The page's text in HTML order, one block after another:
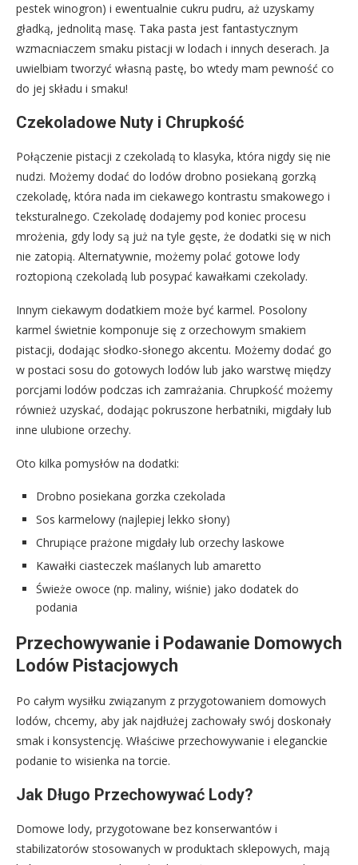
pestek winogron) i ewentualnie cukru pudru, aż uzyskamy
gładką, jednolitą masę. Taka pasta jest fantastycznym
wzmacniaczem smaku pistacji w lodach i innych deserach. Ja
uwielbiam tworzyć własną pastę, bo wtedy mam pewność co
do jej składu i smaku!
Czekoladowe Nuty i Chrupkość
Połączenie pistacji z czekoladą to klasyka, która nigdy się nie
nudzi. Możemy dodać do lodów drobno posiekaną gorzką
czekoladę, która nada im ciekawego kontrastu smakowego i
teksturalnego. Czekoladę dodajemy pod koniec procesu
mrożenia, gdy lody są już na tyle gęste, że dodatki się w nich
nie zatopią. Alternatywnie, możemy polać gotowe lody
roztopioną czekoladą lub posypać kawałkami czekolady.
Innym ciekawym dodatkiem może być karmel. Posolony
karmel świetnie komponuje się z orzechowym smakiem
pistacji, dodając słodko-słonego akcentu. Możemy dodać go
w postaci sosu do gotowych lodów lub jako warstwę między
porcjami lodów podczas ich zamrażania. Chrupkość możemy
również uzyskać, dodając pokruszone herbatniki, migdały lub
inne ulubione orzechy.
Oto kilka pomysłów na dodatki:
Drobno posiekana gorzka czekolada
Sos karmelowy (najlepiej lekko słony)
Chrupiące prażone migdały lub orzechy laskowe
Kawałki ciasteczek maślanych lub amaretto
Świeże owoce (np. maliny, wiśnie) jako dodatek do
podania
Przechowywanie i Podawanie Domowych
Lodów Pistacjowych
Po całym wysiłku związanym z przygotowaniem domowych
lodów, chcemy, aby jak najdłużej zachowały swój doskonały
smak i konsystencję. Właściwe przechowywanie i eleganckie
podanie to wisienka na torcie.
Jak Długo Przechowywać Lody?
Domowe lody, przygotowane bez konserwantów i
stabilizatorów stosowanych w produktach sklepowych, mają